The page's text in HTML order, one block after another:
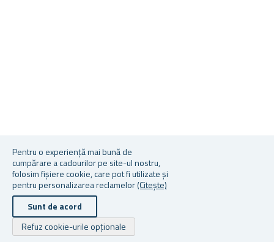
Pentru o experiență mai bună de
cumpărare a cadourilor pe site-ul nostru,
folosim fișiere cookie, care pot fi utilizate și
pentru personalizarea reclamelor(Citește)
Sunt de acord
Refuz cookie-urile opționale